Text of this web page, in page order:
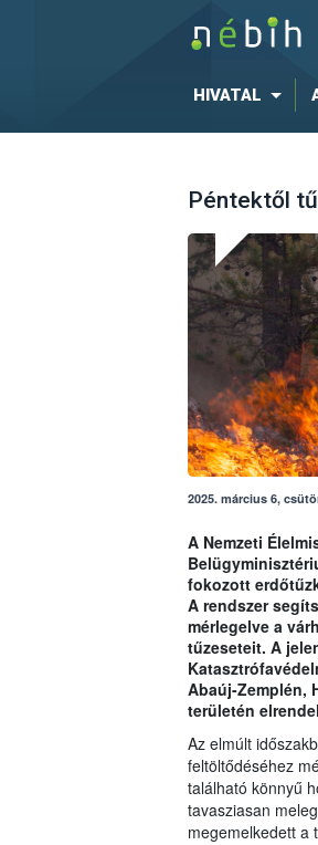
HIVATAL
Péntektől
2025. március 6,
A Nemzeti
fokozott
A rendszer
mérlegelve a
tűzeseteit. A
Abaúj-Zemplén,
területén
Az elmúlt
feltöltődéséhez
található könnyű
tavasziasan
megemelkedett a